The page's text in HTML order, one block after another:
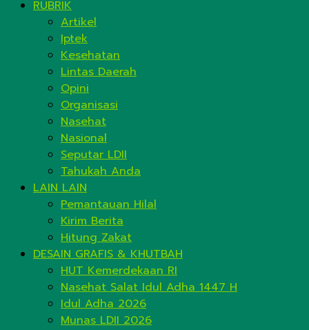
RUBRIK
Artikel
Iptek
Kesehatan
Lintas Daerah
Opini
Organisasi
Nasehat
Nasional
Seputar LDII
Tahukah Anda
LAIN LAIN
Pemantauan Hilal
Kirim Berita
Hitung Zakat
DESAIN GRAFIS & KHUTBAH
HUT Kemerdekaan RI
Nasehat Salat Idul Adha 1447 H
Idul Adha 2026
Munas LDII 2026